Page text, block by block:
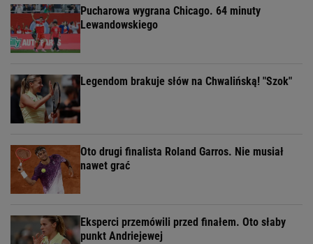
Pucharowa wygrana Chicago. 64 minuty
Lewandowskiego
Legendom brakuje słów na Chwalińską! "Szok"
Oto drugi finalista Roland Garros. Nie musiał
nawet grać
Eksperci przemówili przed finałem. Oto słaby
punkt Andriejewej